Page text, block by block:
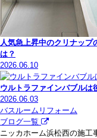
人気急上昇中のクリナップ
は？
2026.06.10
ウルトラファインバブルは
2026.06.03
バスルームリフォーム
ブログ一覧
ニッカホーム浜松西の施工